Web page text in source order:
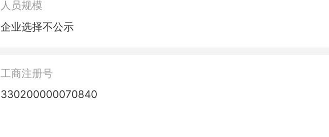
人员规模
企业选择不公示
工商注册号
330200000070840